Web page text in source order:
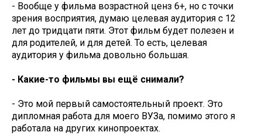
- Вообще у фильма возрастной ценз 6+, но с точки
зрения восприятия, думаю целевая аудитория с 12
лет до тридцати пяти. Этот фильм будет полезен и
для родителей, и для детей. То есть, целевая
аудитория у фильма довольно большая.
- Какие-то фильмы вы ещё снимали?
- Это мой первый самостоятельный проект. Это
дипломная работа для моего ВУЗа, помимо этого я
работала на других кинопроектах.